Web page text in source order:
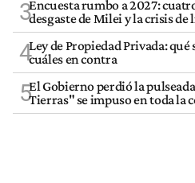
3Encuesta rumbo a 2027:
desgaste de Milei y la crisis
4Ley de Propiedad Privada:
cuáles en contra
5El Gobierno perdió la
Tierras" se impuso en toda la